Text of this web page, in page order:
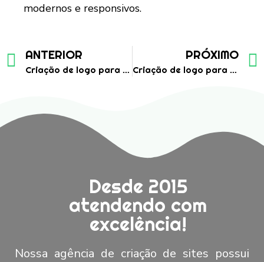
modernos e responsivos.
ANTERIOR
Criação de logo para Contabilidade
PRÓXIMO
Criação de logo para Loja Kids e Teens
Desde 2015
atendendo com
excelência!
Nossa agência de criação de sites possui